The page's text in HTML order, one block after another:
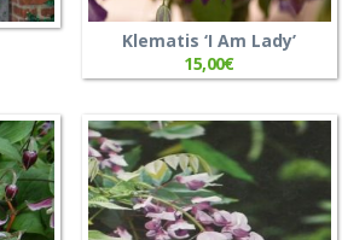
Klematis ‘I Am Lady’
15,00€